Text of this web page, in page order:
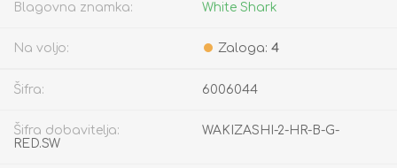
Blagovna znamka: White Shark
Na voljo: Zaloga: 4
Šifra: 6006044
Šifra dobavitelja:
WAKIZASHI-2-HR-B-G-
RED.SW